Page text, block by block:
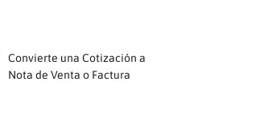
Convierte una Cotización a
Nota de Venta o Factura